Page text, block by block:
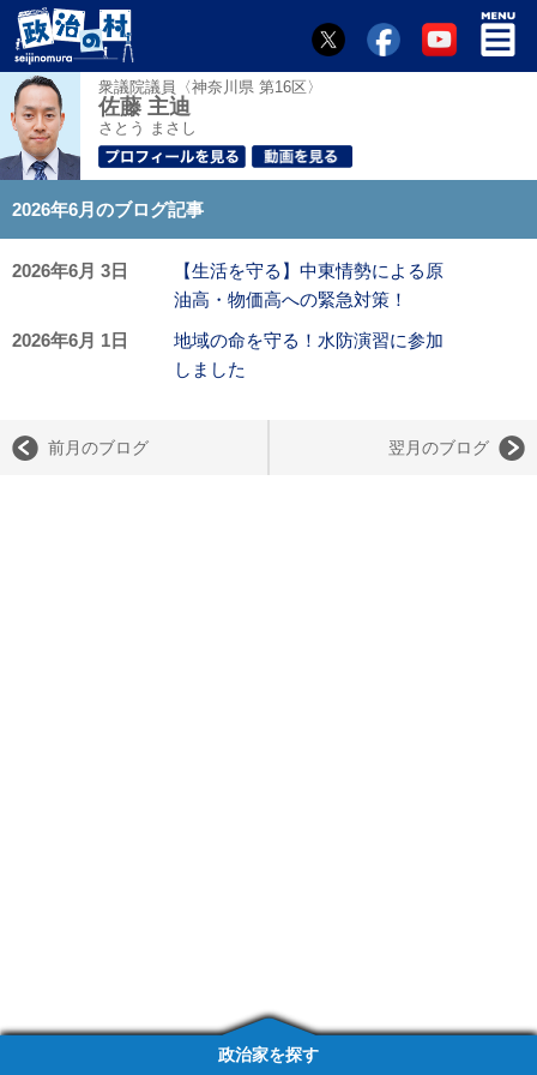
衆議院議員〈神奈川県 第16区〉
佐藤 主迪
さとう まさし
2026年6月のブログ記事
2026年6月 3日
【生活を守る】中東情勢による原
油高・物価高への緊急対策！
2026年6月 1日
地域の命を守る！水防演習に参加
しました
前月のブログ 翌月のブログ
政治家を探す